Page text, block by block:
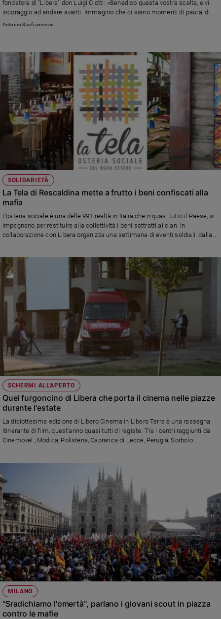
fondatore di "Libera" don Luigi Ciotti: «Benedico questa vostra scelta, e vi
incoraggio ad andare avanti. Immagino che ci siano momenti di paura, di
smarrimento, è normale. In questi momenti pensate al Signore Gesù che
Antonio Sanfrancesco
SOLIDARIETÀ
La Tela di Rescaldina mette a frutto i beni confiscati alla
mafia
L'osteria sociale è una delle 991 realtà in Italia che n quasi tutto il Paese, si
impegnano per restituire alla collettività i beni sottratti ai clan. In
collaborazione con Libera organizza una settimana di eventi soldiali: dalla
SCHERMI ALL'APERTO
Quel furgoncino di Libera che porta il cinema nelle piazze
durante l'estate
La diciottesima edizione di Libero Cinema in Libero Terra è una rassegna
itinerante di film, quest'anno quasi tutti di registe. Tra i centri raggiunti da
Cinemovel , Modica, Polistena, Caprarica di Lecce, Perugia, Sorbolo...
MILANO
"Sradichiamo l'omertà", parlano i giovani scout in piazza
contro le mafie